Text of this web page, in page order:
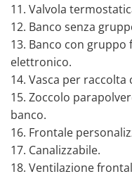
11. Valvola
12. Banco senza
13. Banco con
elettronico.
14. Vasca per raccolta
15. Zoccolo
banco.
16. Frontale
17. Canalizzabile.
18. Ventilazione